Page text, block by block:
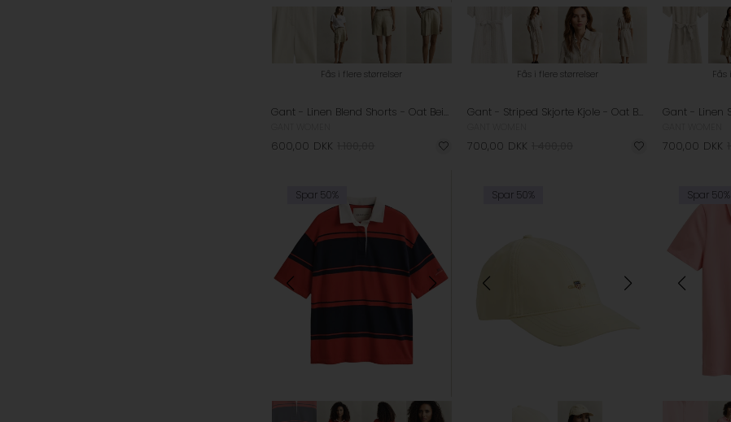
Fås i flere størrelser
Gant - Linen Blend Shorts - Oat Beige
600,00 DKK
Fås i flere størrelser
Gant - Striped Skjorte Kjole - Oat Beige
700,00 DKK
Fås
700,00 DKK
Spar 50% Spar 50% Spar 50%